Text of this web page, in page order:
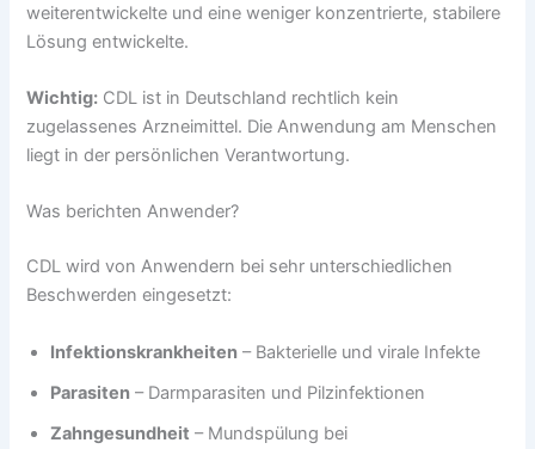
weiterentwickelte und eine weniger konzentrierte, stabilere
Lösung entwickelte.
Wichtig: CDL ist in Deutschland rechtlich kein
zugelassenes Arzneimittel. Die Anwendung am Menschen
liegt in der persönlichen Verantwortung.
Was berichten Anwender?
CDL wird von Anwendern bei sehr unterschiedlichen
Beschwerden eingesetzt:
Infektionskrankheiten – Bakterielle und virale Infekte
Parasiten – Darmparasiten und Pilzinfektionen
Zahngesundheit – Mundspülung bei